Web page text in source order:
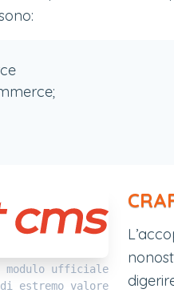
modulo ufficiale
di estremo valore